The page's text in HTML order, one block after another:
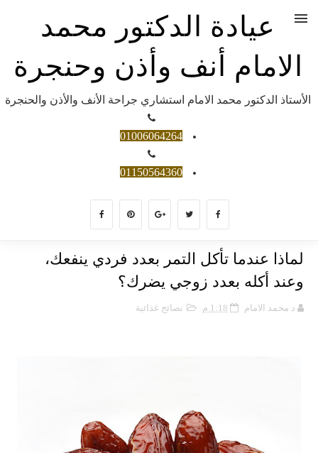
عيادة الدكتور محمد
الامام أنف وأذن وحنجرة
الأستاذ الدكتور محمد الامام استشاري جراحة الأنف والأذن والحنجرة
01006064264
01150564360
لماذا عندما تأكل التمر بعدد فردي ينفعك،
وعند أكله بعدد زوجي يضرك؟
د محمد الامام 1:18 م نصائح غذائية